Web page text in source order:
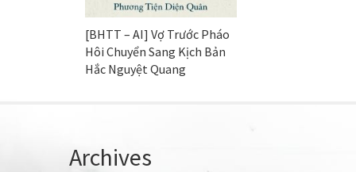
[BHTT – AI] Vợ Trước Pháo
Hôi Chuyển Sang Kịch Bản
Hắc Nguyệt Quang
Archives